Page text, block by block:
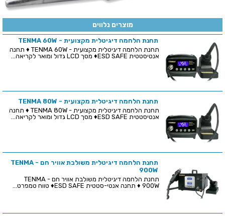
מוצרים נלווים
תחנת הלחמה דיגיטלית מקצועית - TENMA 60W
תחנת הלחמה דיגיטלית מקצועית - TENMA 60W ♦ תחנה
אנטיסטטית ESD SAFE♦ מסך LCD גדול ומואר לקריאה...
תחנת הלחמה דיגיטלית מקצועית - TENMA 80W
תחנת הלחמה דיגיטלית מקצועית - TENMA 80W ♦ תחנה
אנטיסטטית ESD SAFE♦ מסך LCD גדול ומואר לקריאה...
תחנת הלחמה דיגיטלית משולבת אוויר חם - TENMA
900W
תחנת הלחמה דיגיטלית משולבת אוויר חם - TENMA
900W ♦ תחנה אנטי-סטטית ESD SAFE♦ טווח טמפרט...